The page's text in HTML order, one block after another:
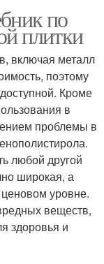
по
плитки
включая металл
поэтому
Кроме
в
проблемы в
любой другой
широкая, а
уровне.
веществ,
здоровья и